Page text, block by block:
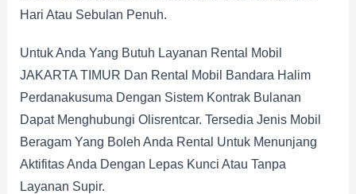
Hari Atau Sebulan Penuh.
Untuk Anda Yang Butuh Layanan Rental Mobil
JAKARTA TIMUR Dan Rental Mobil Bandara Halim
Perdanakusuma Dengan Sistem Kontrak Bulanan
Dapat Menghubungi Olisrentcar. Tersedia Jenis Mobil
Beragam Yang Boleh Anda Rental Untuk Menunjang
Aktifitas Anda Dengan Lepas Kunci Atau Tanpa
Layanan Supir.